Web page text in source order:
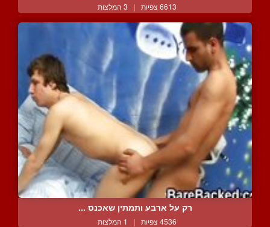
6613 צפיות | 3 המלצות
רק על ארבע ותמתין שאכנס ...
4536 צפיות | 1 המלצות